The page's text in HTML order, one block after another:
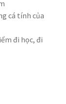
cá tính của
đi học, đi